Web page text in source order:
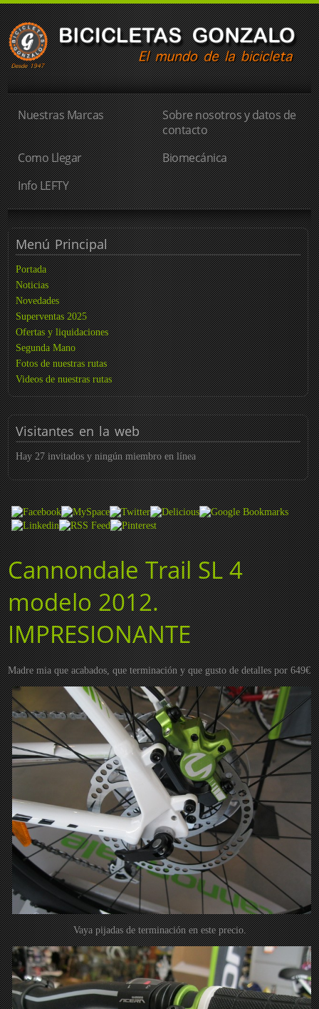
Nuestras Marcas
Sobre nosotros y datos de
contacto
Como Llegar
Biomecánica
Info LEFTY
MenúPrincipal
Portada
Noticias
Novedades
Superventas 2025
Ofertas y liquidaciones
Segunda Mano
Fotos de nuestras rutas
Videos de nuestras rutas
Visitantesen la web
Hay 27 invitados y ningún miembro en línea
Cannondale Trail SL 4
modelo 2012.
IMPRESIONANTE
Madre mia que acabados, que terminación y que gusto de detalles por 649€
Vaya pijadas de terminación en este precio.